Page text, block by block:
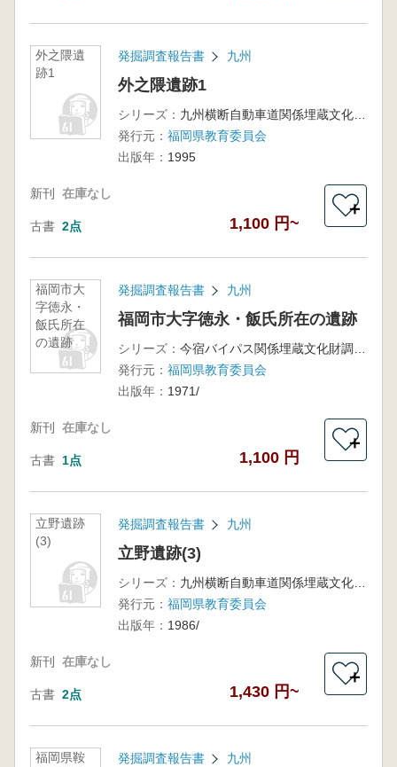
外之隈遺
跡1
発掘調査報告書 九州
外之隈遺跡1
シリーズ：
九州横断自動車道関係埋蔵文化財調査報告35
発行元： 福岡県教育委員会
出版年： 1995
新刊 在庫なし
古書 2点 1,100 円~
＋
福岡市大
字徳永・
飯氏所在
の遺跡
発掘調査報告書 九州
福岡市大字徳永・飯氏所在の遺跡
シリーズ：
発行元： 福岡県教育委員会
出版年： 1971/
新刊 在庫なし
古書 1点 1,100 円
＋
立野遺跡
(3)
発掘調査報告書 九州
立野遺跡(3)
シリーズ：
九州横断自動車道関係埋蔵文化財調査報告8
発行元： 福岡県教育委員会
出版年： 1986/
新刊 在庫なし
古書 2点 1,430 円~
＋
福岡県鞍
発掘調査報告書 九州